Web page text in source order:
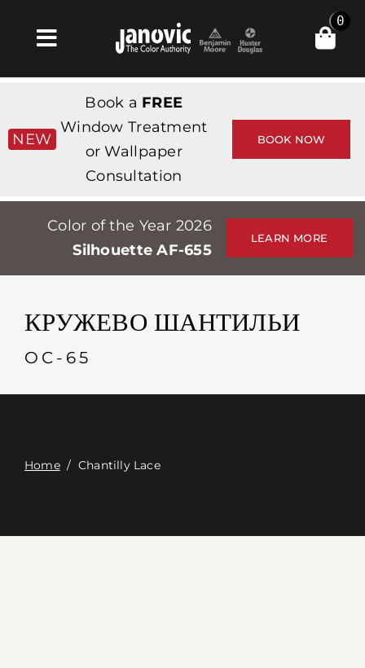
Toggle
Navigation
Products & Services
Магазин
Professionals
Stores
События
Связаться с
0
NEW
Book a FREE
Window Treatment
or Wallpaper
Consultation
BOOK NOW
Color of the Year 2026
Silhouette AF-655
LEARN MORE
КРУЖЕВО ШАНТИЛЬИ
OC-65
Home/ Chantilly Lace